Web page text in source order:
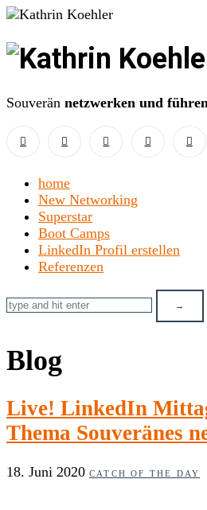
Kathrin
Koehler
Souverän netzwerken und
home
New Networking
Superstar
Boot Camps
LinkedIn Profil erstellen
Referenzen
Blog
Live! LinkedIn
Thema Souveränes
18. Juni 2020 CATCH OF THE DAY